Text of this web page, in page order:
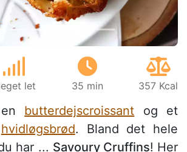
let 35 min 357 Kcal
butterdejscroissant og et
hvidløgsbrød. Bland det hele
har ... Savoury Cruffins! Her